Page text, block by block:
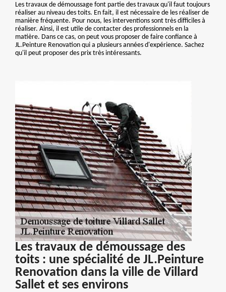
Les travaux de démoussage font partie des travaux qu'il faut toujours
réaliser au niveau des toits. En fait, il est nécessaire de les réaliser de
manière fréquente. Pour nous, les interventions sont très difficiles à
réaliser. Ainsi, il est utile de contacter des professionnels en la
matière. Dans ce cas, on peut vous proposer de faire confiance à
JL.Peinture Renovation qui a plusieurs années d'expérience. Sachez
qu'il peut proposer des prix très intéressants.
Les travaux de démoussage des
toits : une spécialité de JL.Peinture
Renovation dans la ville de Villard
Sallet et ses environs